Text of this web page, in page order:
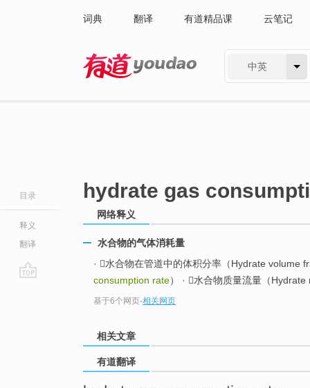
词典 翻译 有道精品课 云笔记
中英
目录
释义
翻译
hydrate gas
网络释义
水合物的气体消耗量
· 水合物在管道中的体积分率（Hydrate volume
consumption rate） · 水合物质量流量（
基于6个网页-相关网页
相关文章
有道翻译